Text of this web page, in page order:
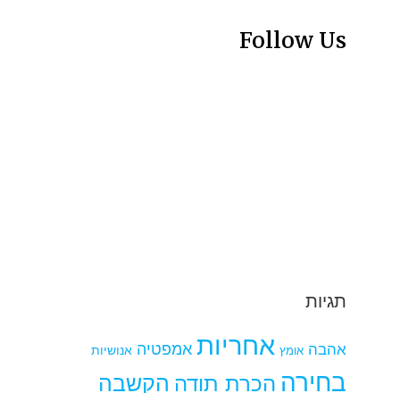
Follow Us
תגיות
אהבה אומץ אחריות אמפטיה אנושיות
בחירה הכרת תודה הקשבה